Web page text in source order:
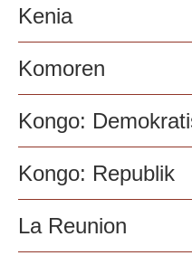
Kenia
Komoren
Kongo:
Kongo: Republik
La Reunion